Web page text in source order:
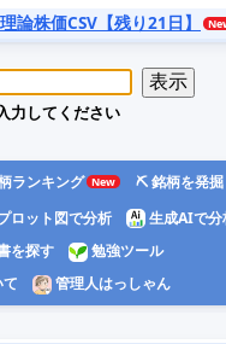
論株価CSV【残り21日】
力してください
ランキング
⛏️ 銘柄を発掘
ロット図で分析
生成AIで分
を探す
勉強ツール
管理人はっしゃん